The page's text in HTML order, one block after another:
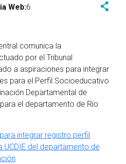
Web:6
comunica la
por el Tribunal
a aspiraciones para integrar
para el Perfil Socioeducativo
Departamental de
el departamento de Río
integrar registro perfil
del departamento de